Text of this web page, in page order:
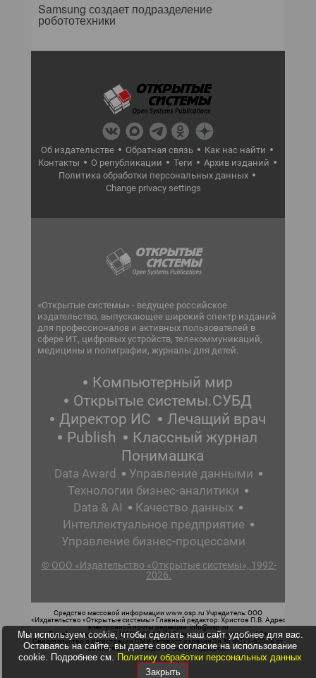
Samsung создает подразделение
робототехники
Об издательстве Обратная связь
Как нас найти
Контакты
О републикации Теги
Архив изданий
Политика обработки персональных данных
Change privacy settings
«Открытые системы» - ведущее российское
издательство, выпускающее широкий спектр изданий
для профессионалов и активных пользователей в
сфере ИТ, цифровых устройств, телекоммуникаций,
медицины и полиграфии, журналы для детей.
Компьютерный мир
Открытые системы.СУБД
Директор ИС
Лечащий врач
Publish
Классный журнал
Понимашка
Data Award
Управление данными
Технологии бизнес-аналитики
Data & AI
Качество данных
Интеллектуальное предприятие
Управление бизнес-процессами
© ООО «Издательство «Открытые системы», 1992-
2026.
Средство массовой информации www.osp.ru Учредитель: ООО
«Издательство «Открытые системы» Главный редактор: Христов П.В. Адрес
электронной почты редакции: info@osp.ru
Телефон редакции: 7 (499) 703-18-54 Возрастная маркировка: 12+
Свидетельство о регистрации СМИ сетевого издания Эл.№ ФС77-62008 от
05 июня 2015 г. выдано Роскомнадзором.
Мы используем cookie, чтобы сделать наш сайт удобнее для вас.
Оставаясь на сайте, вы даете свое согласие на использование
cookie. Подробнее см. Политику обработки персональных данных
Закрыть